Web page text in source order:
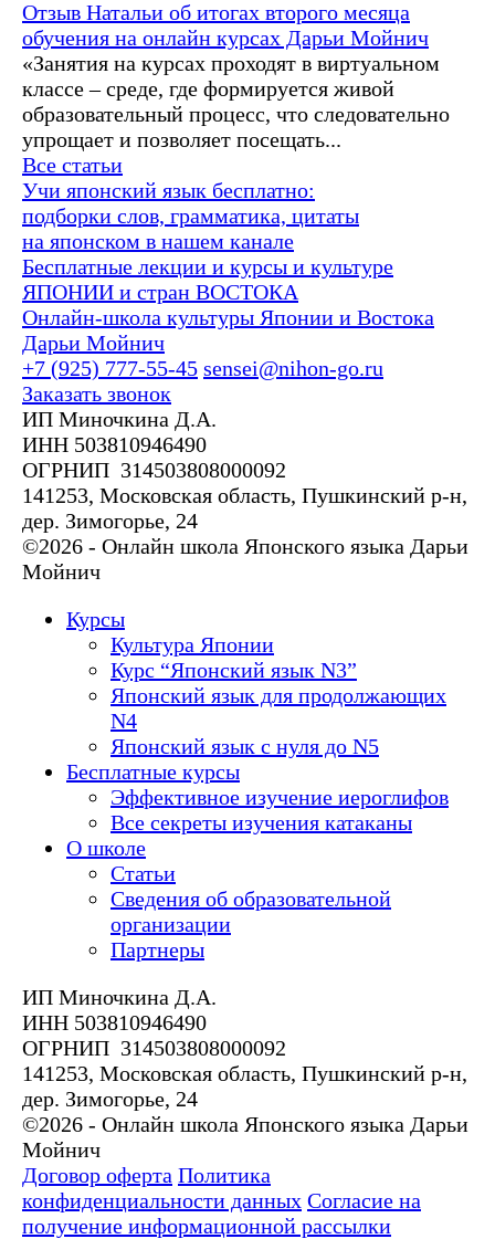
Отзыв Натальи об итогах второго месяца
обучения на онлайн курсах Дарьи Мойнич
«Занятия на курсах проходят в виртуальном
классе – среде, где формируется живой
образовательный процесс, что следовательно
упрощает и позволяет посещать...
Все статьи
Учи японский язык бесплатно:
подборки слов, грамматика, цитаты
на японском в нашем канале
Бесплатные лекции и курсы и культуре
ЯПОНИИ и стран ВОСТОКА
Онлайн-школа культуры Японии и Востока
Дарьи Мойнич
+7 (925) 777-55-45 sensei@nihon-go.ru
Заказать звонок
ИП Миночкина Д.А.
ИНН 503810946490
ОГРНИП 314503808000092
141253, Московская область, Пушкинский р-н,
дер. Зимогорье, 24
©2026 - Онлайн школа Японского языка Дарьи
Мойнич
Курсы
Культура Японии
Курс “Японский язык N3”
Японский язык для продолжающих
N4
Японский язык с нуля до N5
Бесплатные курсы
Эффективное изучение иероглифов
Все секреты изучения катаканы
О школе
Статьи
Сведения об образовательной
организации
Партнеры
ИП Миночкина Д.А.
ИНН 503810946490
ОГРНИП 314503808000092
141253, Московская область, Пушкинский р-н,
дер. Зимогорье, 24
©2026 - Онлайн школа Японского языка Дарьи
Мойнич
Договор оферта Политика
конфиденциальности данных Согласие на
получение информационной рассылки